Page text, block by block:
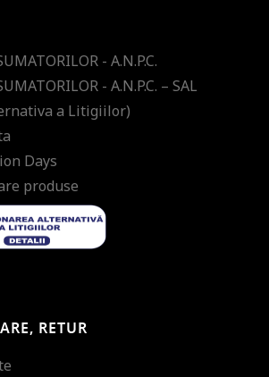
- A.N.P.C.
- A.N.P.C. – SAL
a Litigiilor)
Days
produse
RETUR